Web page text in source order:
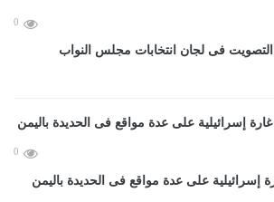
0
التصويت فى لجان انتخابات مجلس النواب
0